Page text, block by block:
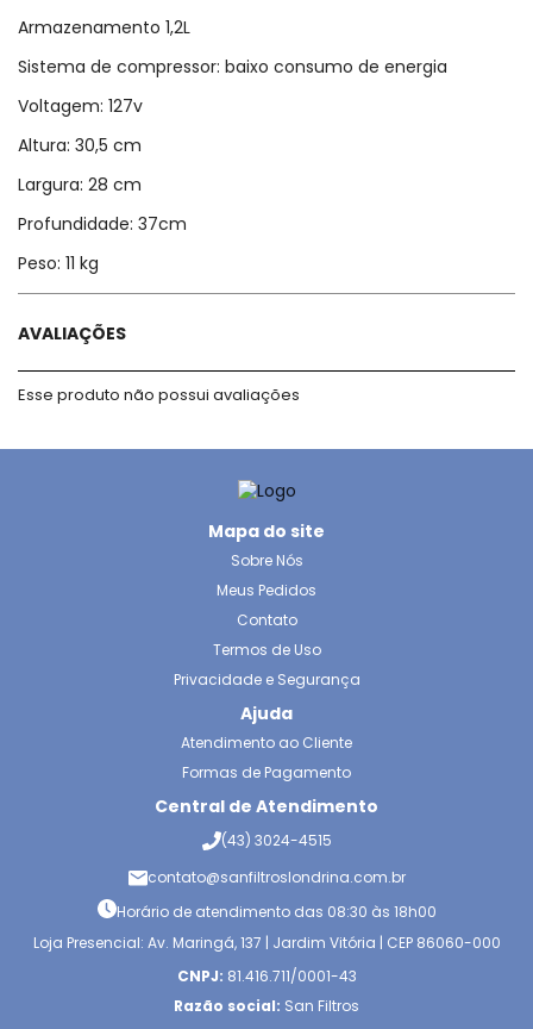
Armazenamento 1,2L
Sistema de compressor: baixo consumo de energia
Voltagem: 127v
Altura: 30,5 cm
Largura: 28 cm
Profundidade: 37cm
Peso: 11 kg
AVALIAÇÕES
Esse produto não possui avaliações
Mapa do site
Sobre Nós
Meus Pedidos
Contato
Termos de Uso
Privacidade e Segurança
Ajuda
Atendimento ao Cliente
Formas de Pagamento
Central de Atendimento
(43) 3024-4515
contato@sanfiltroslondrina.com.br
Horário de atendimento das 08:30 às 18h00
Loja Presencial: Av. Maringá, 137 | Jardim Vitória | CEP 86060-000
CNPJ: 81.416.711/0001-43
Razão social: San Filtros